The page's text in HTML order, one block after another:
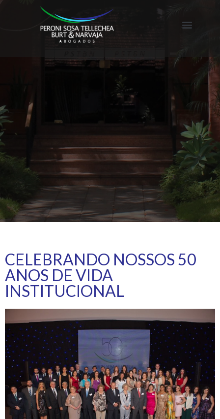
CELEBRANDO NOSSOS 50
ANOS DE VIDA
INSTITUCIONAL